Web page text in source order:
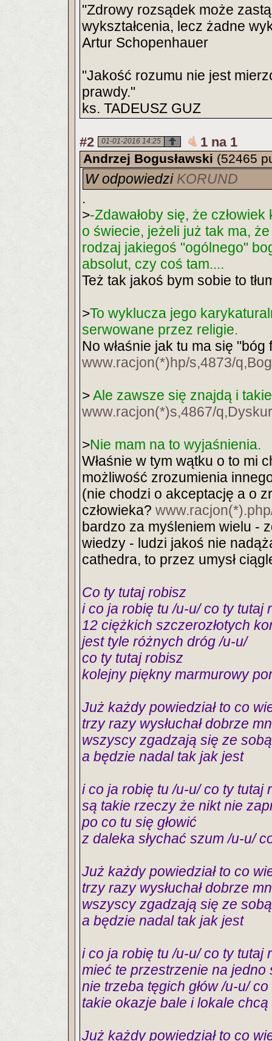
"Zdrowy rozsądek może
wykształcenia, lecz żadne
Artur Schopenhauer
"Jakość rozumu nie jest
prawdy."
ks. TADEUSZ GUZ
#2 01-01-2016 14:25
1 na 1
Andrzej Bogusławski (52465
W odpowiedzi KORUND
.
>-Zdawałoby się, że
o świecie, jeżeli już tak ma,
rodzaj jakiegoś "ogólnego"
absolut, czy coś tam....
Też tak jakoś bym sobie to
>To wyklucza jego
serwowane przez religie.
No właśnie jak tu ma się
www.racjon(*)hp/s,4873/
>Ale zawsze się znajdą i
www.racjon(*)s,4867/
>Nie mam na to wyjaśnienia.
Właśnie w tym wątku o to mi
możliwość zrozumienia
(nie chodzi o akceptację a o
człowieka?
bardzo za myśleniem wielu -
wiedzy - ludzi jakoś nie
cathedra, to przez umysł
Co ty tutaj robisz
i co ja robię tu /u-u/ co ty tutaj
12 ciężkich szczerozłotych
jest tyle różnych dróg /u-u/
co ty tutaj robisz
kolejny piękny marmurowy
Już każdy powiedział to co
trzy razy wysłuchał dobrze
wszyscy zgadzają się ze sobą
a będzie nadal tak jak jest
i co ja robię tu /u-u/ co ty tutaj
są takie rzeczy że nikt nie
po co tu się głowić
z daleka słychać szum /u-u/
Już każdy powiedział to co
trzy razy wysłuchał dobrze
wszyscy zgadzają się ze sobą
a będzie nadal tak jak jest
i co ja robię tu /u-u/ co ty tutaj
mieć te przestrzenie na
nie trzeba tęgich głów /u-u/
takie okazje bale i lokale chcą
Już każdy powiedział to co